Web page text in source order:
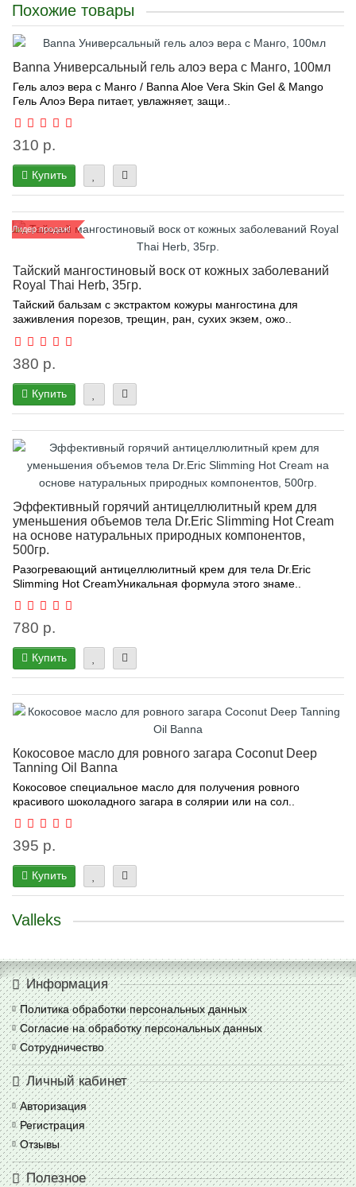
Похожие товары
Banna Универсальный гель алоэ вера с Манго, 100мл
Гель алоэ вера с Манго / Banna Aloe Vera Skin Gel & Mango
Гель Алоэ Вера питает, увлажняет, защи..
310 р.
Купить
Лидер продаж!
Тайский мангостиновый воск от кожных заболеваний
Royal Thai Herb, 35гр.
Тайский бальзам с экстрактом кожуры мангостина для
заживления порезов, трещин, ран, сухих экзем, ожо..
380 р.
Купить
Эффективный горячий антицеллюлитный крем для
уменьшения объемов тела Dr.Eric Slimming Hot Cream
на основе натуральных природных компонентов,
500гр.
Разогревающий антицеллюлитный крем для тела Dr.Eric
Slimming Hot CreamУникальная формула этого знаме..
780 р.
Купить
Кокосовое масло для ровного загара Coconut Deep
Tanning Oil Banna
Кокосовое специальное масло для получения ровного
красивого шоколадного загара в солярии или на сол..
395 р.
Купить
Valleks
Информация
Политика обработки персональных данных
Согласие на обработку персональных данных
Сотрудничество
Личный кабинет
Авторизация
Регистрация
Отзывы
Полезное